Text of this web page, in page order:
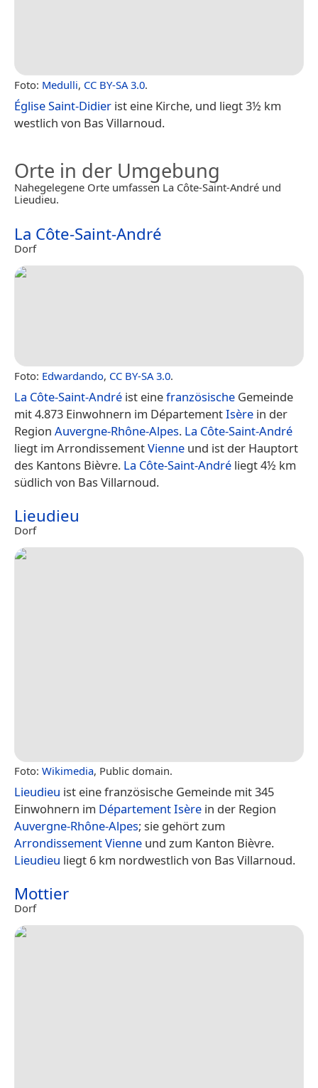
Foto: Medulli, CC BY-SA 3.0.
Église Saint-Didier ist eine Kirche, und liegt 3½ km
westlich von Bas Villarnoud.
Orte in der Umgebung
Nahegelegene Orte umfassen La Côte-Saint-André und
Lieudieu.
La Côte-Saint-André
Dorf
Foto: Edwardando, CC BY-SA 3.0.
La Côte-Saint-André ist einefranzösische Gemeinde
mit 4.873 Einwohnern im DépartementIsère in der
Region Auvergne-Rhône-Alpes. La Côte-Saint-André
liegt im ArrondissementVienne und ist der Hauptort
des Kantons Bièvre. La Côte-Saint-André liegt 4½ km
südlich von Bas Villarnoud.
Lieudieu
Dorf
Foto: Wikimedia, Public domain.
Lieudieu ist eine französische Gemeinde mit 345
Einwohnern im Département Isère in der Region
Auvergne-Rhône-Alpes; sie gehört zum
Arrondissement Vienne und zum Kanton Bièvre.
Lieudieu liegt 6 km nordwestlich von Bas Villarnoud.
Mottier
Dorf